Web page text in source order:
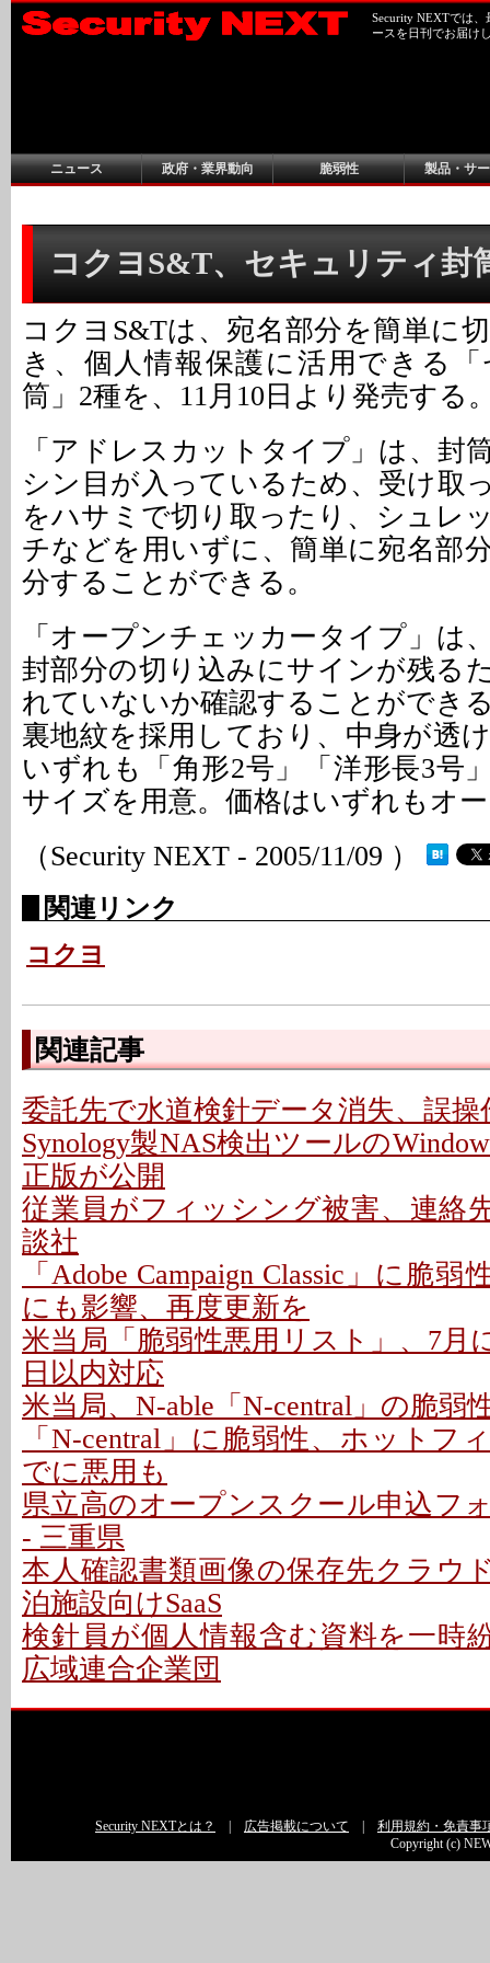
Security NEXTでは
ースを日刊でお届け
ニュース 政府・業界動向 脆弱性 製品・サ
コクヨS&T、セキュリティ封
コクヨS&Tは、宛名部分を簡単に
き、個人情報保護に活用できる
筒」2種を、11月10日より発売する
「アドレスカットタイプ」は、封
シン目が入っているため、受け取
をハサミで切り取ったり、シュレ
チなどを用いずに、簡単に宛名部
分することができる。
「オープンチェッカータイプ」は
封部分の切り込みにサインが残る
れていないか確認することができ
裏地紋を採用しており、中身が透
いずれも「角形2号」「洋形長3号
サイズを用意。価格はいずれもオ
（Security NEXT - 2005/11/09 ）
関連リンク
コクヨ
関連記事
委託先で水道検針データ消失、誤
Synology製NAS検出ツールの
正版が公開
従業員がフィッシング被害、連絡
談社
「Adobe Campaign Classic」に脆
にも影響、再度更新を
米当局「脆弱性悪用リスト」、7月
日以内対応
米当局、N-able「N-central」の脆弱
「N-central」に脆弱性、ホットフ
でに悪用も
県立高のオープンスクール申込フ
- 三重県
本人確認書類画像の保存先クラウ
泊施設向けSaaS
検針員が個人情報含む資料を一時
広域連合企業団
Security NEXTとは？ 広告掲載について
利用規約・免責事
Copyright (c)